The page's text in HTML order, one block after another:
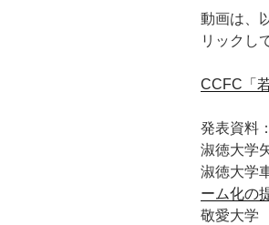
動画は、
リックし
CCFC「
発表資料：
淑徳大学
淑徳大学
ーム化の
敬愛大